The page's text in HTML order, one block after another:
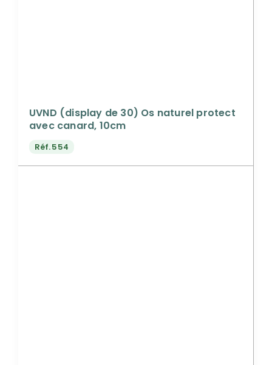
UVND (display de 30) Os naturel protect
avec canard, 10cm
Réf.554